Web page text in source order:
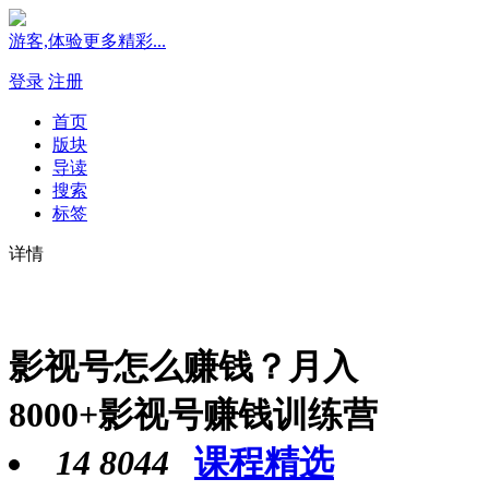
游客,体验更多精彩...
登录 注册
首页
版块
导读
搜索
标签
详情
影视号怎么赚钱？月入
8000+影视号赚钱训练营
14 8044 课程精选